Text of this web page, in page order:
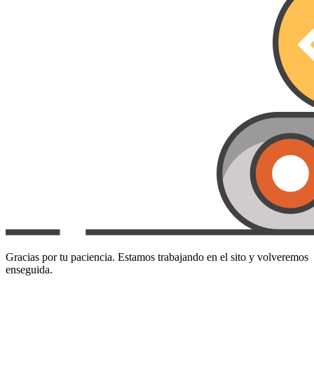
Gracias por tu paciencia. Estamos trabajando en el sito y volveremos
enseguida.